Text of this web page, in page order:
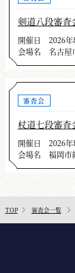
剣道八段審査
開催日
2026年
会場名
名古屋
審査会
杖道七段審査
開催日
2026年
会場名
福岡市
TOP 審査会一覧